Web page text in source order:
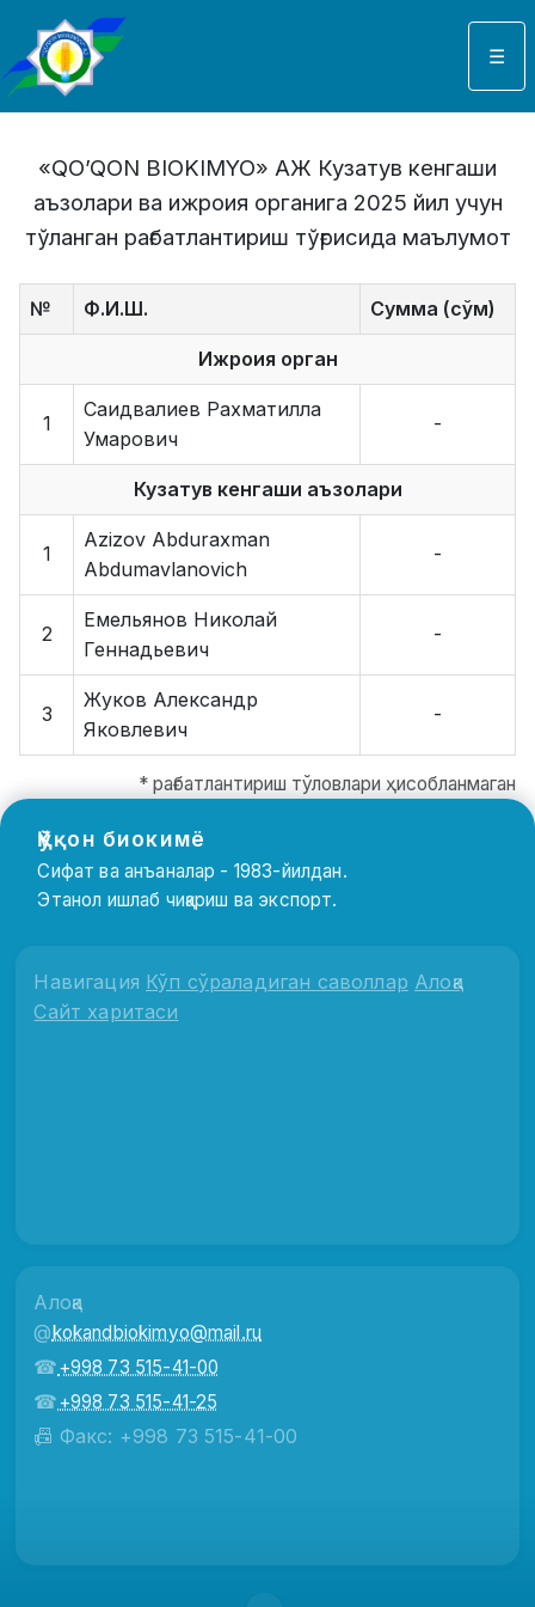
Select your language
☰
«QO’QON BIOKIMYO» АЖ Кузатув кенгаши
аъзолари ва ижроия органига 2025 йил учун
тўланган рағбатлантириш тўғрисида маълумот
№ Ф.И.Ш. Сумма (сўм)
Ижроия орган
1
Саидвалиев Рахматилла
Умарович
-
Кузатув кенгаши аъзолари
1
Azizov Abduraxman
Abdumavlanovich
-
2
Емельянов Николай
Геннадьевич
-
3
Жуков Александр
Яковлевич
-
* рағбатлантириш тўловлари ҳисобланмаган
Қўқон биокимё
Сифат ва анъаналар - 1983-йилдан.
Этанол ишлаб чиқариш ва экспорт.
Навигация Кўп сўраладиган саволлар Алоқа
Сайт харитаси
Алоқа
@kokandbiokimyo@mail.ru
☎+998 73 515-41-00
☎+998 73 515-41-25
📠 Факс: +998 73 515-41-00